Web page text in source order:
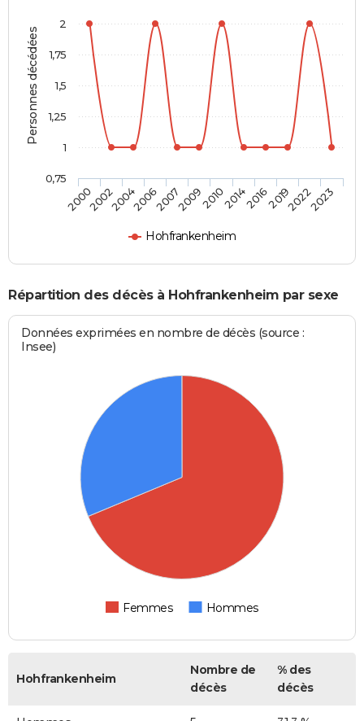
Personnes décédées
Hohfrankenheim
200020022004200620072009201020142016201920222023
0,75
1
1,25
1,5
1,75
2
Répartition des décès à Hohfrankenheim par sexe
Données exprimées en nombre de décès (source :
Insee)
Femmes Hommes
Hohfrankenheim
Nombre de
décès
% des
décès